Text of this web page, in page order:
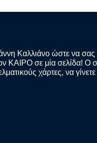
Καλλιάνο ώστε να
σε μία σελίδα! Ο
χάρτες, να